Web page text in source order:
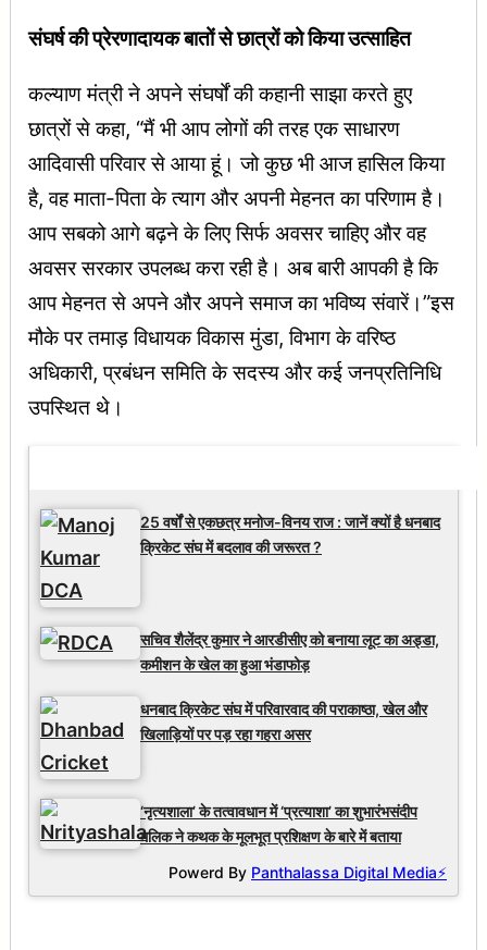
संघर्ष की प्रेरणादायक बातों से छात्रों को किया उत्साहित
कल्याण मंत्री ने अपने संघर्षों की कहानी साझा करते हुए
छात्रों से कहा, “मैं भी आप लोगों की तरह एक साधारण
आदिवासी परिवार से आया हूं। जो कुछ भी आज हासिल किया
है, वह माता-पिता के त्याग और अपनी मेहनत का परिणाम है।
आप सबको आगे बढ़ने के लिए सिर्फ अवसर चाहिए और वह
अवसर सरकार उपलब्ध करा रही है। अब बारी आपकी है कि
आप मेहनत से अपने और अपने समाज का भविष्य संवारें।”इस
मौके पर तमाड़ विधायक विकास मुंडा, विभाग के वरिष्ठ
अधिकारी, प्रबंधन समिति के सदस्य और कई जनप्रतिनिधि
उपस्थित थे।
25 वर्षों से एकछत्र मनोज-विनय राज : जानें क्यों है धनबाद
क्रिकेट संघ में बदलाव की जरूरत ?
सचिव शैलेंद्र कुमार ने आरडीसीए को बनाया लूट का अड्डा,
कमीशन के खेल का हुआ भंडाफोड़
धनबाद क्रिकेट संघ में परिवारवाद की पराकाष्ठा, खेल और
खिलाड़ियों पर पड़ रहा गहरा असर
‘नृत्यशाला’ के तत्वावधान में ‘प्रत्याशा’ का शुभारंभसंदीप
मलिक ने कथक के मूलभूत प्रशिक्षण के बारे में बताया
Powerd By Panthalassa Digital Media⚡